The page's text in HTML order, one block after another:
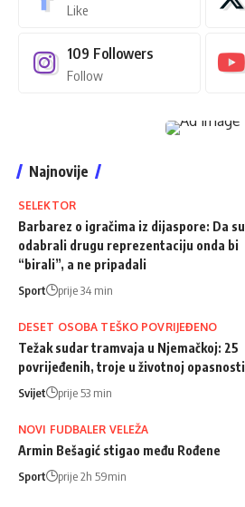
Like
109 Followers
Follow
Najnovije
SELEKTOR
Barbarez o igračima iz dijaspore: Da su
odabrali drugu reprezentaciju onda bi
“birali”, a ne pripadali
Sport prije 34 min
DESET OSOBA TEŠKO POVRIJEĐENO
Težak sudar tramvaja u Njemačkoj: 25
povrijeđenih, troje u životnoj opasnosti
Svijet prije 53 min
NOVI FUDBALER VELEŽA
Armin Bešagić stigao među Rođene
Sport prije 2h 59min